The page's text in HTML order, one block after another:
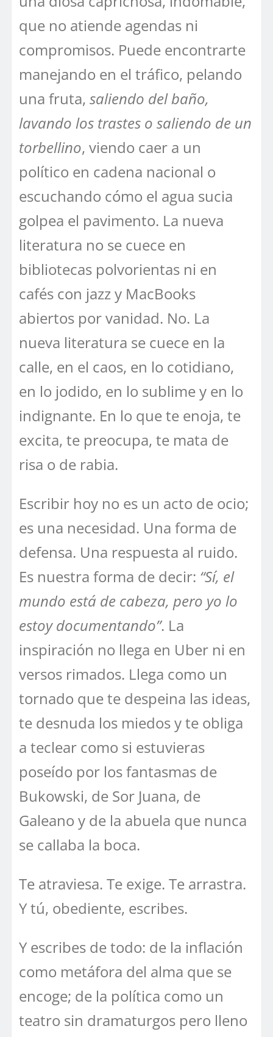
que no atiende agendas ni
compromisos. Puede encontrarte
manejando en el tráfico, pelando
una fruta, saliendo del baño,
lavando los trastes o saliendo de un
torbellino, viendo caer a un
político en cadena nacional o
escuchando cómo el agua sucia
golpea el pavimento. La nueva
literatura no se cuece en
bibliotecas polvorientas ni en
cafés con jazz y MacBooks
abiertos por vanidad. No. La
nueva literatura se cuece en la
calle, en el caos, en lo cotidiano,
en lo jodido, en lo sublime y en lo
indignante. En lo que te enoja, te
excita, te preocupa, te mata de
risa o de rabia.
Escribir hoy no es un acto de ocio;
es una necesidad. Una forma de
defensa. Una respuesta al ruido.
Es nuestra forma de decir: “Sí, el
mundo está de cabeza, pero yo lo
estoy documentando”. La
inspiración no llega en Uber ni en
versos rimados. Llega como un
tornado que te despeina las ideas,
te desnuda los miedos y te obliga
a teclear como si estuvieras
poseído por los fantasmas de
Bukowski, de Sor Juana, de
Galeano y de la abuela que nunca
se callaba la boca.
Te atraviesa. Te exige. Te arrastra.
Y tú, obediente, escribes.
Y escribes de todo: de la inflación
como metáfora del alma que se
encoge; de la política como un
teatro sin dramaturgos pero lleno